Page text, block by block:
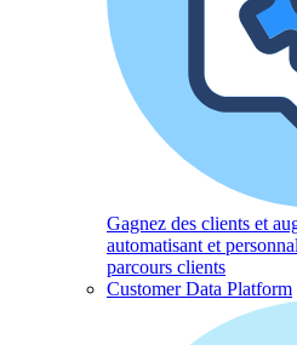
Gagnez des clients et
automatisant et
parcours clients
Customer Data Platform